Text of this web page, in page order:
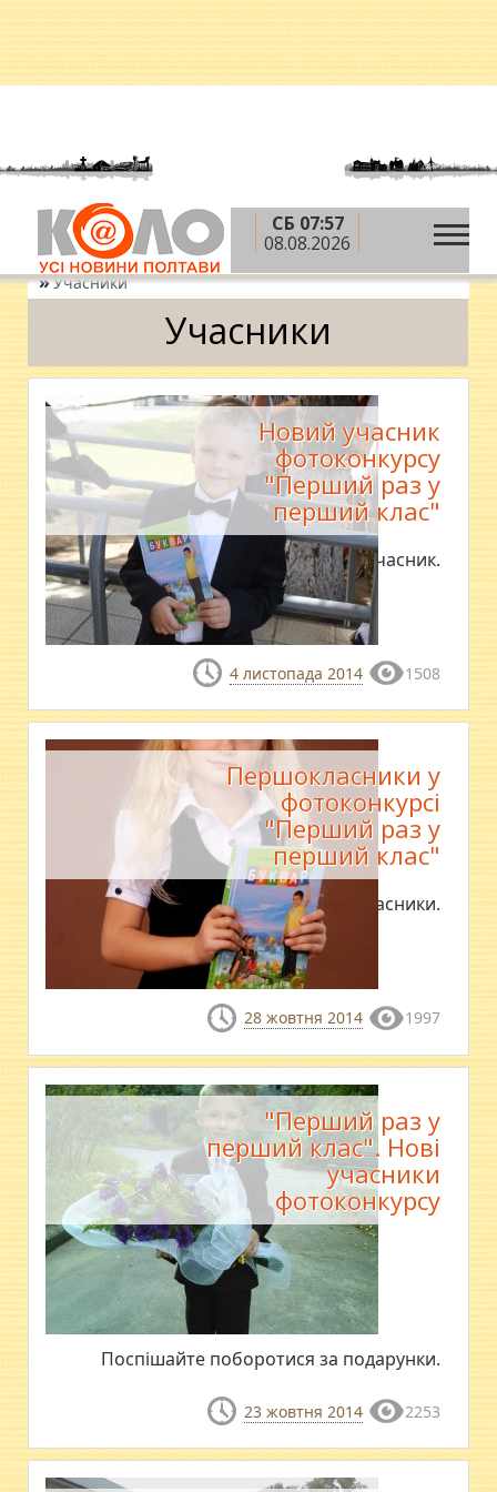
СБ 07:57
08.08.2026
Головна » Теми » Конкурси »
Фотоконкурс "Перший раз у перший клас"
»Учасники
Учасники
Новий учасник
фотоконкурсу
"Перший раз у
перший клас"
Останній учасник.
4 листопада 2014 1508
Першокласники у
фотоконкурсі
"Перший раз у
перший клас"
Нові учасники.
28 жовтня 2014 1997
"Перший раз у
перший клас". Нові
учасники
фотоконкурсу
Поспішайте поборотися за подарунки.
23 жовтня 2014 2253